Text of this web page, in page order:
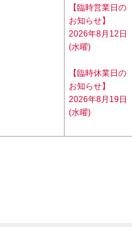
【臨時営業日の
お知らせ】
2026年8月12日
(水曜)
【臨時休業日の
お知らせ】
2026年8月19日
(水曜)